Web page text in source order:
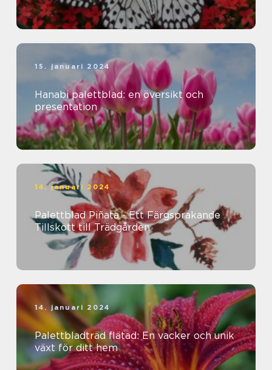
15. januari 2024
Hanabi palettblad: en översikt och
presentation
14. januari 2024
Palettblad Piñata - Ett Färgsprakande
Tillskott till Trädgården
14. januari 2024
Palettbladträd flätad: En vacker och unik
växt för ditt hem